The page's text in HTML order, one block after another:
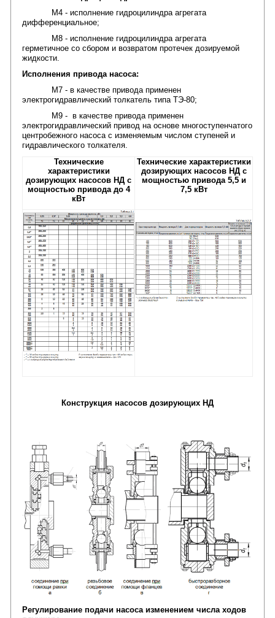
М4 - исполнение гидроцилиндра агрегата
дифференциальное;
М8 - исполнение гидроцилиндра агрегата
герметичное со сбором и возвратом протечек дозируемой
жидкости.
Исполнения привода насоса:
М7 - в качестве привода применен
электрогидравлический толкатель типа ТЭ-80;
М9 - в качестве привода применен
электрогидравлический привод на основе многоступенчатого
центробежного насоса с изменяемым числом ступеней и
гидравлического толкателя.
Технические
характеристики
дозирующих насосов НД с
мощностью привода до 4
кВт
Технические характеристики
дозирующих насосов НД с
мощностью привода 5,5 и
7,5 кВт
Конструкция насосов дозирующих НД
Регулирование подачи насоса изменением числа ходов